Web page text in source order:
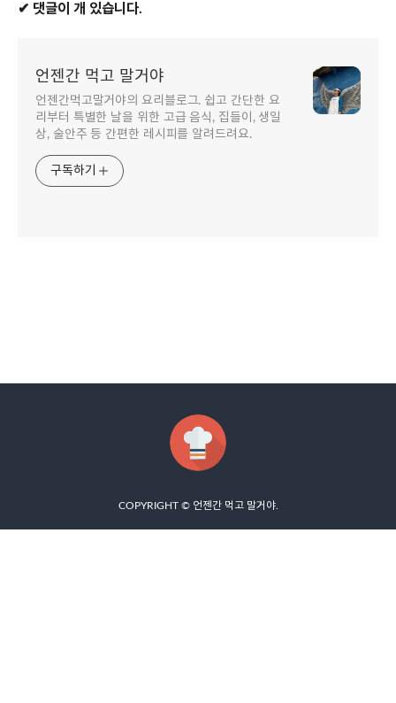
✔ 댓글이 개 있습니다.
언젠간 먹고 말거야
언젠간먹고말거야의 요리블로그. 쉽고 간단한 요
리부터 특별한 날을 위한 고급 음식, 집들이, 생일
상, 술안주 등 간편한 레시피를 알려드려요.
구독하기
COPYRIGHT © 언젠간 먹고 말거야.